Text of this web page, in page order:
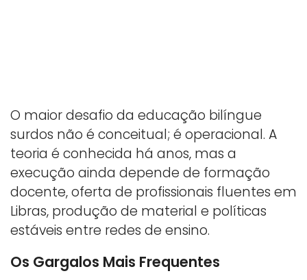
O maior desafio da educação bilíngue
surdos não é conceitual; é operacional. A
teoria é conhecida há anos, mas a
execução ainda depende de formação
docente, oferta de profissionais fluentes em
Libras, produção de material e políticas
estáveis entre redes de ensino.
Os Gargalos Mais Frequentes